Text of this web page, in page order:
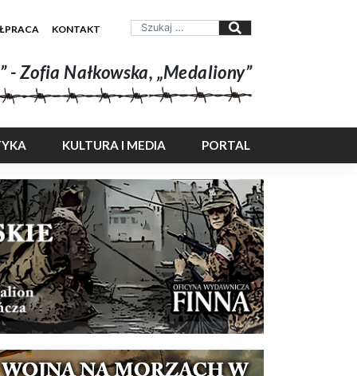
KONTAKT
Zofia Nałkowska, „Medaliony”
KULTURA I MEDIA PORTAL